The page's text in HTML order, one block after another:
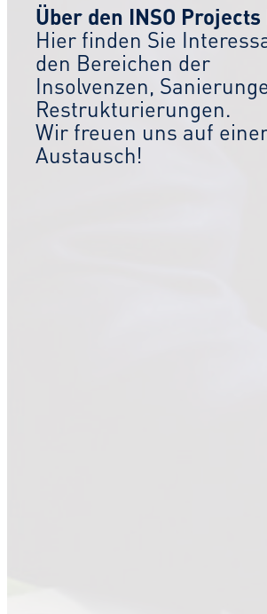
Über den INSO
Hier finden Sie
den Bereichen der
Insolvenzen,
Restrukturierungen.
Wir freuen uns auf
Austausch!